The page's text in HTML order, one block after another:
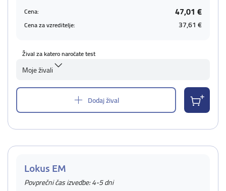
Cena: 47,01 €
Cena za vzreditelje: 37,61 €
Žival za katero naročate test
Moje živali
Dodaj žival
Lokus EM
Povprečni čas izvedbe: 4-5 dni